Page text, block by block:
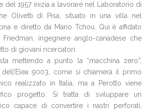
del 1957 inizia a lavorare nel Laboratorio di
Olivetti di Pisa, situato in una villa nel
e diretto da Mario Tchou. Qui è affidato
ingegnere anglo-canadese che
di giovani ricercatori.
mettendo a punto la “macchina zero”,
9003, come si chiamerà il primo
realizzato in Italia, ma a Perotto viene
progetto. Si tratta di sviluppare un
capace di convertire i nastri perforati,